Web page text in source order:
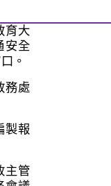
育大
安全
。
務處
製報
主管